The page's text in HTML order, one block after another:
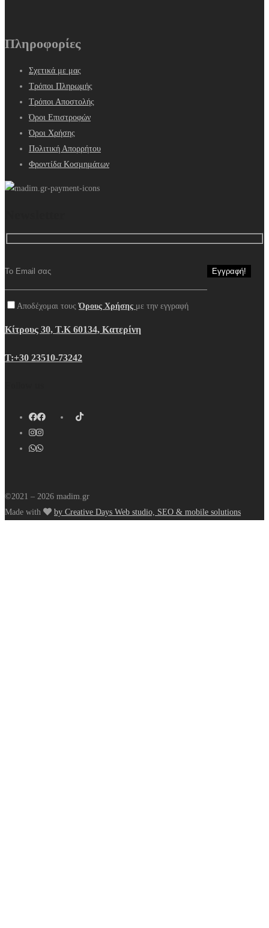
Πληροφορίες
Σχετικά με μας
Τρόποι Πληρωμής
Τρόποι Αποστολής
Όροι Επιστροφών
Όροι Χρήσης
Πολιτική Απορρήτου
Φροντίδα Κοσμημάτων
Αποδέχομαι τουςΌρους Χρήσης με την εγγραφή
Κίτρους 30, Τ.Κ 60134, Κατερίνη
Τ:+30 23510-73242
©2021 – 2026 madim.gr
Made with
by Creative Days Web studio, SEO & mobile solutions